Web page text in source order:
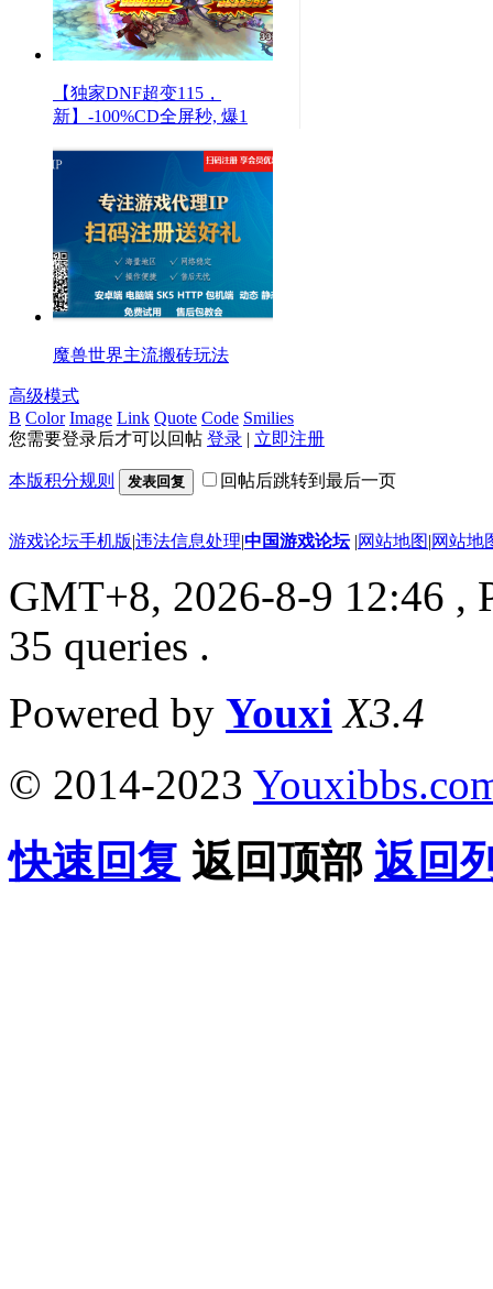
【独家DNF超变115，
新】-100%CD全屏秒, 爆1
魔兽世界主流搬砖玩法
高级模式
B Color Image Link Quote Code Smilies
您需要登录后才可以回帖 登录 | 立即注册
本版积分规则 发表回复 回帖后跳转到最后一页
游戏论坛手机版|违法信息处理|中国游戏论坛 |网站地图|网站地
GMT+8, 2026-8-9 12:46 ,
35 queries .
Powered by Youxi X3.4
© 2014-2023
快速回复 返回顶部 返回